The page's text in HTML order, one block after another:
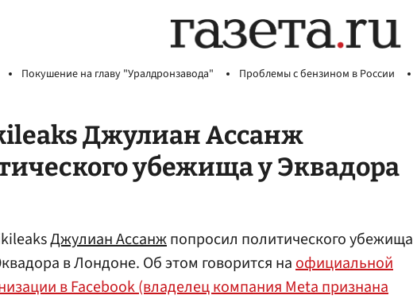
Покушение на главу "Уралдронзавода" Проблемы с бензином в России
Джулиан Ассанж
убежища у Эквадора
Джулиан Ассанжпопросил политического убежища
в Лондоне. Об этом говорится наофициальной
в Facebook (владелец компания Meta признана